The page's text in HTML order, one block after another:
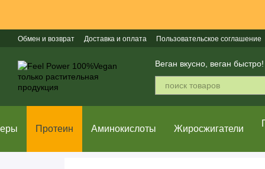
Обмен и возврат Доставка и оплата Пользовательское соглашение
Веган вкусно, веган быстро!
Протеин Аминокислоты Жиросжигатели